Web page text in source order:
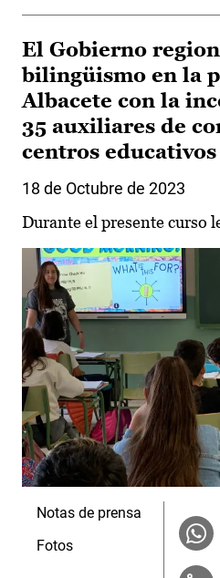
El Gobierno
bilingüismo en la
Albacete con la
35 auxiliares de
centros educativos
18 de Octubre de 2023
Durante el presente curso
Notas de prensa
Fotos